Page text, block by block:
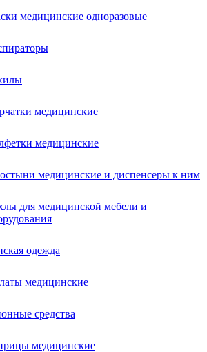
медицинские одноразовые
медицинские
медицинские
медицинские и диспенсеры к ним
для медицинской мебели и
одежда
медицинские
средства
медицинские